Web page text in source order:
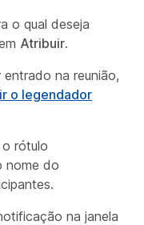
o qual deseja
Atribuir.
na reunião,
o legendador
rótulo
nome do
na janela